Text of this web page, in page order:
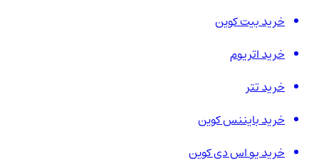
خرید بیت کوین
خرید اتریوم
خرید تتر
خرید بایننس کوین
خرید یو اس دی کوین